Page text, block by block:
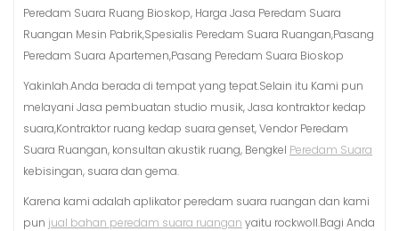
Peredam Suara Ruang Bioskop, Harga Jasa Peredam Suara
Ruangan Mesin Pabrik,Spesialis Peredam Suara Ruangan,Pasang
Peredam Suara Apartemen,Pasang Peredam Suara Bioskop
Yakinlah.Anda berada di tempat yang tepat.Selain itu Kami pun
melayani Jasa pembuatan studio musik, Jasa kontraktor kedap
suara,Kontraktor ruang kedap suara genset, Vendor Peredam
Suara Ruangan, konsultan akustik ruang, Bengkel Peredam Suara
kebisingan, suara dan gema.
Karena kami adalah aplikator peredam suara ruangan dan kami
pun jual bahan peredam suara ruangan yaitu rockwoll.Bagi Anda